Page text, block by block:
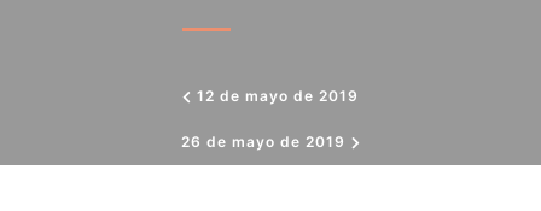
12 de mayo de 2019
26 de mayo de 2019